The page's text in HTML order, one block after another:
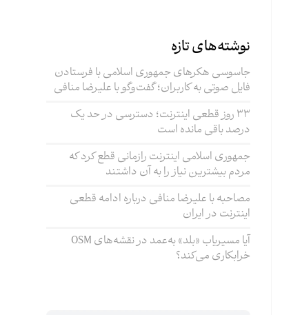
نوشته‌های تازه
جاسوسی هکرهای جمهوری اسلامی با فرستادن
فایل صوتی به کاربران؛ گفت‌وگو با علیرضا منافی
۳۳ روز قطعی اینترنت؛ دسترسی در حد یک
درصد باقی مانده است
جمهوری اسلامی اینترنت رازمانی قطع کرد که
مردم بیشترین نیاز را به آن داشتند
مصاحبه با علیرضا منافی درباره ادامه قطعی
اینترنت در ایران
آیا مسیریاب «بلد» به‌عمد در نقشه‌های OSM
خرابکاری می‌کند؟